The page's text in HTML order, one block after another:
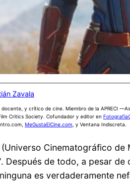
Zavala
docente, y crítico de cine. Miembro de la APRECI
Critics Society. Cofundador y editor en
MeGustaElCine.com , y Ventana Indiscreta.
Cinematográfico
. Después de todo, a pesar de
es verdaderamente